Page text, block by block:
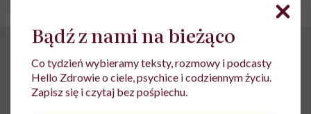
Kwas laktobionowy –
przeciwwskazania
Bądź z nami na bieżąco
Co tydzień wybieramy teksty, rozmowy i podcasty
Hello Zdrowie o ciele, psychice i codziennym życiu.
Zapisz się i czytaj bez pośpiechu.